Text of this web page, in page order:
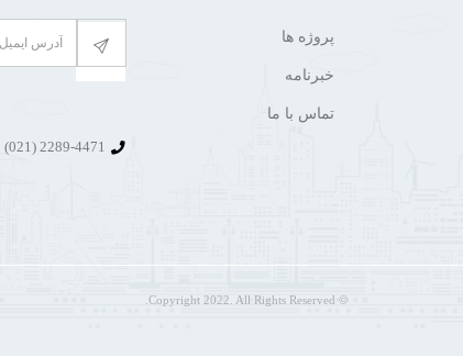
پروژه ها
خبرنامه
تماس با ما
© Copyright 2022. All Rights Reserved.